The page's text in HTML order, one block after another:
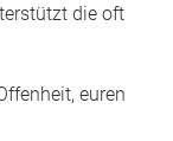
die oft
euren